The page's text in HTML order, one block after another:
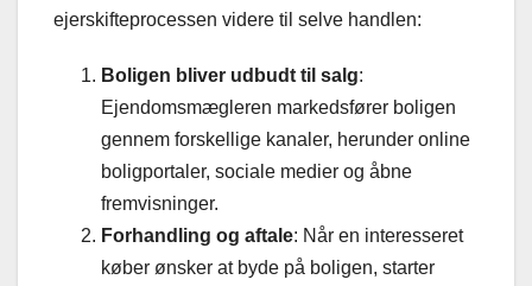
ejerskifteprocessen videre til selve handlen:
Boligen bliver udbudt til salg:
Ejendomsmægleren markedsfører boligen
gennem forskellige kanaler, herunder online
boligportaler, sociale medier og åbne
fremvisninger.
Forhandling og aftale: Når en interesseret
køber ønsker at byde på boligen, starter